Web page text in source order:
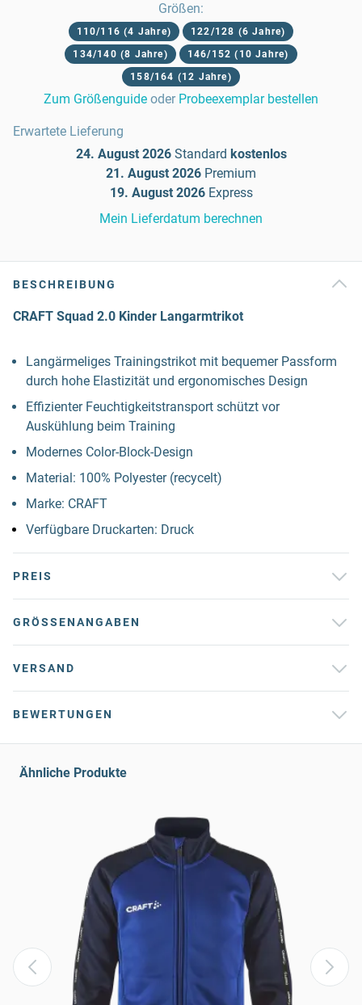
Größen:
110/116 (4 Jahre)
122/128 (6 Jahre)
134/140 (8 Jahre)
146/152 (10 Jahre)
158/164 (12 Jahre)
Zum Größenguide oder Probeexemplar bestellen
Erwartete Lieferung
24. August 2026 Standard kostenlos
21. August 2026 Premium
19. August 2026 Express
Mein Lieferdatum berechnen
BESCHREIBUNG
CRAFT Squad 2.0 Kinder Langarmtrikot
Langärmeliges Trainingstrikot mit bequemer Passform
durch hohe Elastizität und ergonomisches Design
Effizienter Feuchtigkeitstransport schützt vor
Auskühlung beim Training
Modernes Color-Block-Design
Material: 100% Polyester (recycelt)
Marke: CRAFT
Verfügbare Druckarten: Druck
PREIS
GRÖSSENANGABEN
VERSAND
BEWERTUNGEN
Ähnliche Produkte